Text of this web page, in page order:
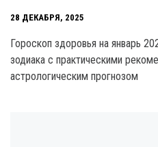
28 ДЕКАБРЯ, 2025
Гороскоп здоровья на январь
зодиака с практическими
астрологическим прогнозом